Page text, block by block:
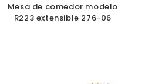
Mesa de comedor modelo
R223 extensible 276-06